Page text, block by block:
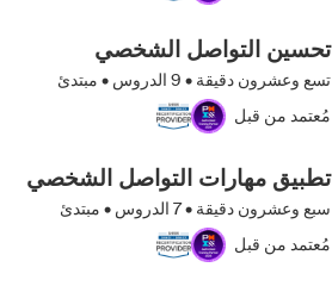
تحسين التواصل الشخصي
تسع وعشرون دقيقة • 9 الدروس • مبتدئ
مُعتمد من قبل
تطبيق مهارات التواصل الشخصي
سبع وعشرون دقيقة •7 الدروس • مبتدئ
مُعتمد من قبل